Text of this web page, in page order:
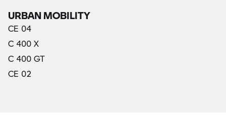
URBAN MOBILITY
CE 04
C 400 X
C 400 GT
CE 02